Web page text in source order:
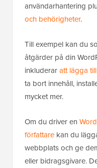
användarhantering
och behörigheter.
Till exempel kan du
åtgärder på din
inkluderaratt lägga
ta bort innehåll,
mycket mer.
Om du driver en
författare kan du
webbplats och ge
eller bidragsgivare.